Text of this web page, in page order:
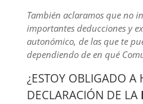
También aclaramos que no
importantes deducciones y
autonómico, de las que te
dependiendo de en qué
¿ESTOY OBLIGADO A
DECLARACIÓN DE LA